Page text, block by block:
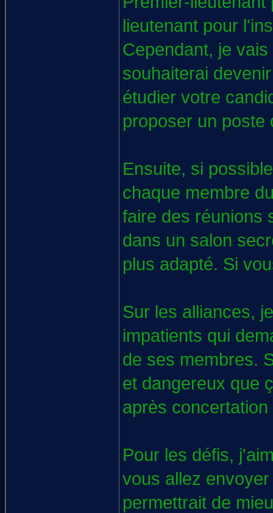
lieutenant pour
Cependant, je
souhaiterai
étudier votre
proposer un poste
Ensuite, si
chaque membre
faire des réunions
dans un salon
plus adapté. Si
Sur les alliances,
impatients qui
de ses membres.
et dangereux que
après
Pour les défis,
vous allez
permettrait de